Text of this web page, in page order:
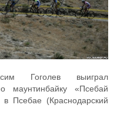
Гоголев выиграл
маунтинбайку «Псебай
Псебае (Краснодарский